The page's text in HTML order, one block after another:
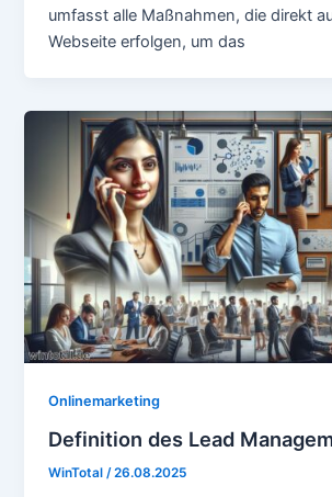
umfasst alle Maßnahmen, die direkt
Webseite erfolgen, um das
Onlinemarketing
Definition des Lead
WinTotal /26.08.2025